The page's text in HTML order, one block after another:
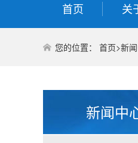
首页 关
您的位置： 首页>新
新闻中